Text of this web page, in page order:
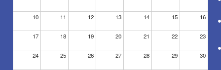
10 11 12 13 14 15 16
17 18 19 20 21 22 23
24 25 26 27 28 29 30